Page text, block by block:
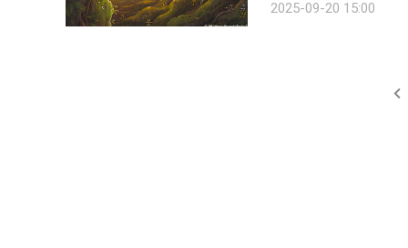
2025-09-20 15:00